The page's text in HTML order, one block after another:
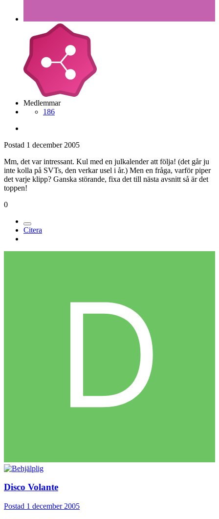
Medlemmar
186
Postad 1 december 2005
Mm, det var intressant. Kul med en julkalender att följa! (det går ju
inte kolla på SVTs, den verkar usel i år.) Men en fråga, varför piper
det varje klipp? Ganska störande, fixa det till nästa avsnitt så är det
toppen!
0
Citera
Disco Volante
Postad 1 december 2005